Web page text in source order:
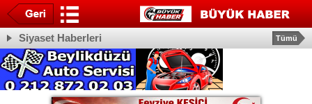
Siyaset Haberleri Tümü